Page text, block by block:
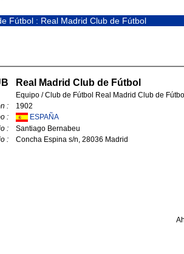
Fútbol : Real Madrid Club de Fútbol
Real Madrid Club de Fútbol
Equipo / Club de Fútbol Real Madrid Club de
:
1902
:
ESPAÑA
:
Santiago Bernabeu
:
Concha Espina s/n, 28036 Madrid